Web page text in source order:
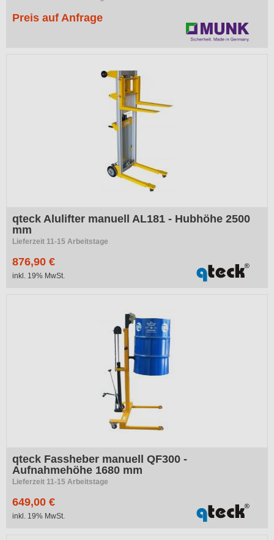
Preis auf Anfrage
qteck Alulifter manuell AL181 - Hubhöhe 2500
mm
Lieferzeit 11-15 Arbeitstage
876,90 €
inkl. 19% MwSt.
qteck Fassheber manuell QF300 -
Aufnahmehöhe 1680 mm
Lieferzeit 11-15 Arbeitstage
649,00 €
inkl. 19% MwSt.